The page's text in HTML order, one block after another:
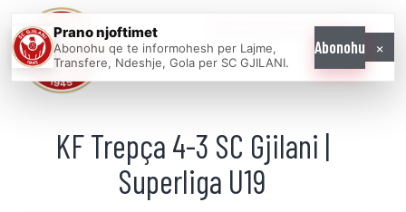
ONE
KF Trepça 4-3 SC Gjilani |
Superliga U19
Prano njoftimet
Abonohu qe te informohesh per Lajme,
Transfere, Ndeshje, Gola per SC GJILANI.
Abonohu ×